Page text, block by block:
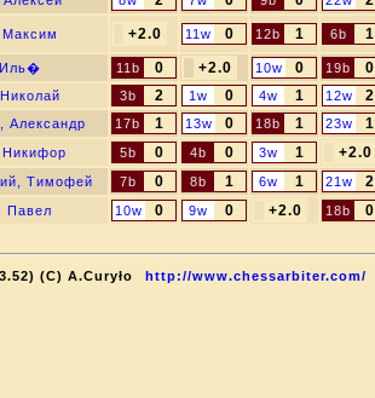
+2.0 11w 0 12b 1 6b 1
Иль� 11b 0 +2.0 10w 0 19b 0
3b 2 1w 0 4w 1 12w 2
Александр 17b 1 13w 0 18b 1 23w 1
5b 0 4b 0 3w 1 +2.0
Тимофей 7b 0 8b 1 6w 1 21w 2
Павел 10w 0 9w 0 +2.0 18b 0
(C) A.Curyło
http://www.chessarbiter.com/